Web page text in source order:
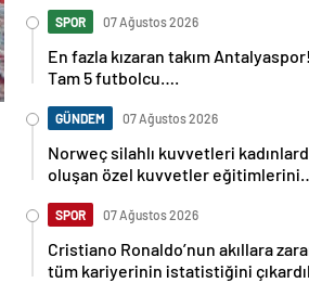
SPOR 07 Ağustos 2026
En fazla kızaran takım Antalyaspor!
Tam 5 futbolcu….
GÜNDEM 07 Ağustos 2026
Norweç silahlı kuvvetleri
oluşan özel kuvvetler eğitimlerini
SPOR 07 Ağustos 2026
Cristiano Ronaldo’nun akıllara
tüm kariyerinin istatistiğini